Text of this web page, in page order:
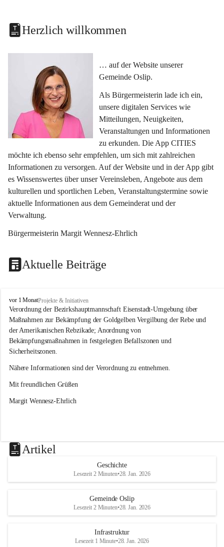
Herzlich willkommen
… auf der Website unserer
Gemeinde Oslip.
Als Bürgermeisterin lade ich ein,
unsere digitalen Services wie
Mitteilungen, Neuigkeiten,
Veranstaltungen und Informationen
zu erkunden. Die App CITIES
möchte ich ebenso sehr empfehlen, um sich mit zahlreichen
Informationen zu versorgen. Auf der Website und in der App gibt
es Wissenswertes über unser Vereinsleben, Angebote aus dem
kulturellen und sportlichen Leben, Veranstaltungstermine sowie
aktuelle Informationen aus dem Gemeinderat und der
Verwaltung.
Bürgermeisterin Margit Wennesz-Ehrlich
Aktuelle Beiträge
O
s
l
i
p
vor 1 MonatProjekte & Initiativen
Verordnung der Bezirkshauptmannschaft Eisenstadt-Umgebung über
Maßnahmen zur Bekämpfung der Goldgelben Vergilbung der Rebe und
der Amerikanischen Rebzikade; Anordnung von
Bekämpfungsmaßnahmen in festgelegten Befallszonen und
Sicherheitszonen.
Nähere Informationen sind der Verordnung zu entnehmen.
Mit freundlichen Grüßen
Margit Wennesz-Ehrlich
Artikel
Geschichte
Lesezeit 2 Minuten•28. Jan. 2026
Gemeinde Oslip
Lesezeit 2 Minuten•28. Jan. 2026
Infrastruktur
Lesezeit 1 Minute•28. Jan. 2026